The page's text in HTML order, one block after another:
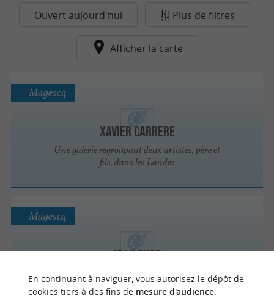
Ouvert aujourd'hui Plus de filtres
Afficher la carte
Xavier Carrere
Une galerie regroupant deux artistes, père et
fils, dans les Landes
Magescq
Iban Surf
Artiste créateur - Bijoux fait main dans les
Landes
Magescq
En continuant à naviguer, vous autorisez le dépôt de
cookies tiers à des fins de mesure d'audience.